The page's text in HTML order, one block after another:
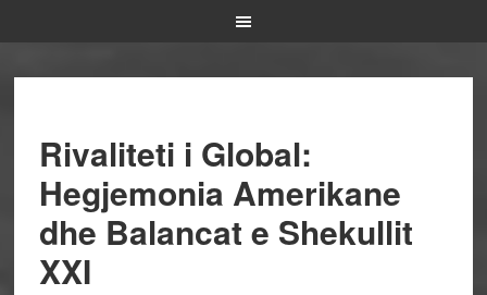
Rivaliteti i Global:
Hegjemonia Amerikane
dhe Balancat e Shekullit
XXI